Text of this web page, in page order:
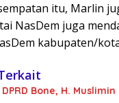
itu, Marlin
NasDem juga
kabupaten/
Bone, H.